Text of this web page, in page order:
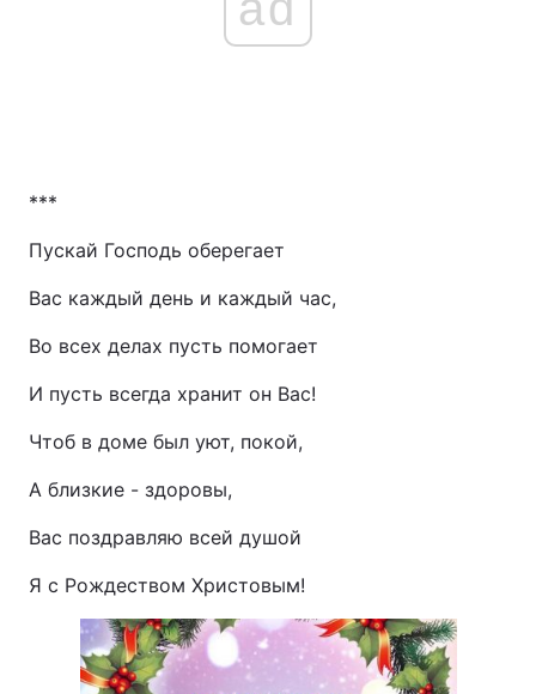
***
Пускай Господь оберегает
Вас каждый день и каждый час,
Во всех делах пусть помогает
И пусть всегда хранит он Вас!
Чтоб в доме был уют, покой,
А близкие - здоровы,
Вас поздравляю всей душой
Я с Рождеством Христовым!